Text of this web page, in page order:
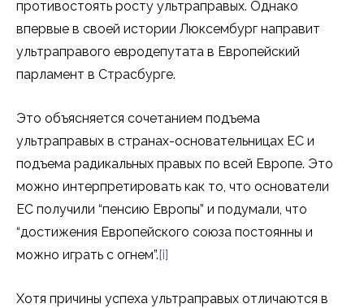
противостоять росту ультраправых. Однако
впервые в своей истории Люксембург направит
ультраправого евродепутата в Европейский
парламент в Страсбурге.
Это объясняется сочетанием подъема
ультраправых в странах-основательницах ЕС и
подъема радикальных правых по всей Европе. Это
можно интерпретировать как то, что основатели
ЕС получили “пенсию Европы” и подумали, что
“достижения Европейского союза постоянны и
можно играть с огнем”. [i]
Хотя причины успеха ультраправых отличаются в